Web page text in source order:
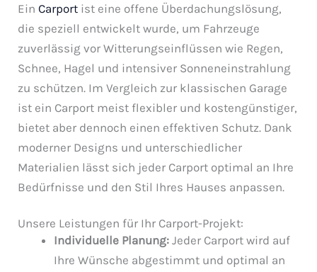
Ein Carport ist eine offene Überdachungslösung,
die speziell entwickelt wurde, um Fahrzeuge
zuverlässig vor Witterungseinflüssen wie Regen,
Schnee, Hagel und intensiver Sonneneinstrahlung
zu schützen. Im Vergleich zur klassischen Garage
ist ein Carport meist flexibler und kostengünstiger,
bietet aber dennoch einen effektiven Schutz. Dank
moderner Designs und unterschiedlicher
Materialien lässt sich jeder Carport optimal an Ihre
Bedürfnisse und den Stil Ihres Hauses anpassen.
Unsere Leistungen für Ihr Carport-Projekt:
Individuelle Planung: Jeder Carport wird auf
Ihre Wünsche abgestimmt und optimal an